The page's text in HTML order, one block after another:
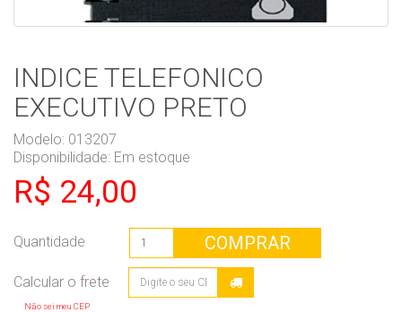
INDICE TELEFONICO
EXECUTIVO PRETO
Modelo: 013207
Disponibilidade: Em estoque
R$ 24,00
Quantidade COMPRAR
Não sei meu CEP